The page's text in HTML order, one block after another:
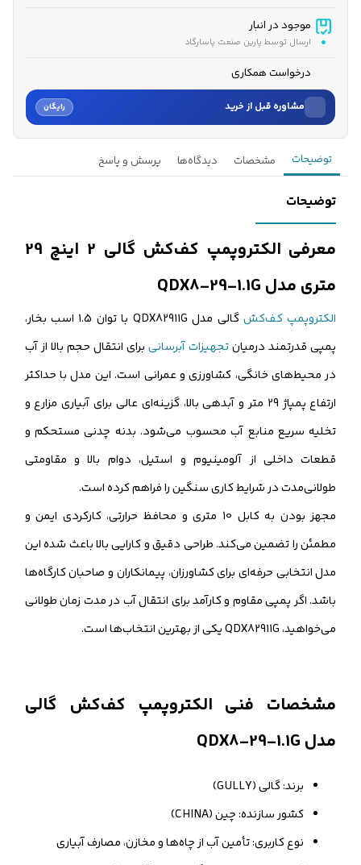
موجود در انبار
ارسال توسط پارین صنعت پاسارگاد
درخواست همکاری
مشاوره قبل از خرید رایگان
نام
تماس می‌گیرند.
ثبت درخواست مشاوره رایگان
توضیحات مشخصات دیدگاه‌ها پرسش و پاسخ
توضیحات
معرفی الکتروپمپ کف‌کش گالی 2 اینچ 29
متری مدل QDX8-29-1.1G
الکتروپمپ کف‌کش
گالی مدل QDX82911G با توان 1.5 اسب بخار،
پمپی قدرتمند درمیانتجهیزات آبرسانیبرای انتقال حجم بالا از آب
در محیط‌های خانگی، کشاورزی و عمرانی است. این مدل با حداکثر
ارتفاع پمپاژ 29 متر و آبدهی بالا، گزینه‌ای عالی برای آبیاری مزارع و
تخلیه سریع منابع آب محسوب می‌شود. بدنه چدنی مستحکم و
قطعات داخلی از آلومینیوم و استیل، دوام بالا و مقاومتی
طولانی‌مدت در شرایط کاری سنگین را فراهم کرده است.
مجهز بودن به کابل 10 متری و محافظ حرارتی، کارکردی ایمن و
مطمئن را تضمین می‌کند. طراحی دقیق و کارایی بالا باعث شده این
مدل انتخابی حرفه‌ای برای کشاورزان، پیمانکاران و صاحبان کارگاه‌ها
باشد. اگر پمپی مقاوم و کارآمد برای انتقال آب در مدت زمان طولانی
می‌خواهید، QDX82911G یکی از بهترین انتخاب‌ها است.
مشخصات فنی الکتروپمپ کف‌کش گالی
مدل QDX8-29-1.1G
برند: گالی (GULLY)
کشور سازنده: چین (CHINA)
نوع کاربری: تأمین آب از چاه‌ها و مخازن، مصارف آبیاری